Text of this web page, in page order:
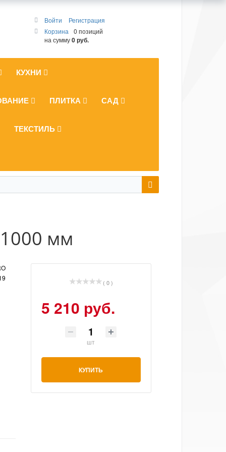
Войти
Регистрация
Корзина
0 позиций
на сумму0 руб.
КУХНИ
ПЛИТКА САД
ТЕКСТИЛЬ
мм
( 0 )
5 210 руб.
шт
КУПИТЬ